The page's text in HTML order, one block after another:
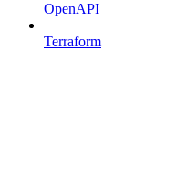
OpenAPI
Terraform